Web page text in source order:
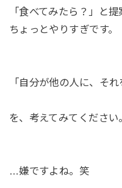
「食べてみたら？」と提
ちょっとやりすぎです。
「自分が他の人に、そ
を、考えてみてください
…嫌ですよね。笑